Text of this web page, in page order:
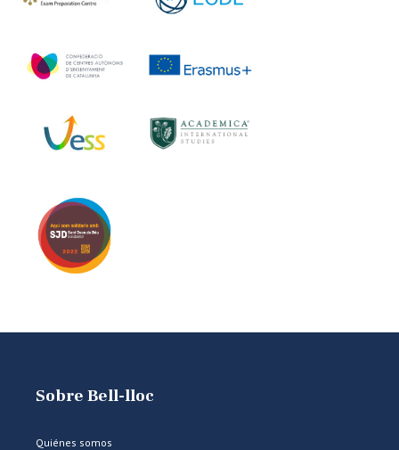
Sobre Bell-lloc
Quiénes somos